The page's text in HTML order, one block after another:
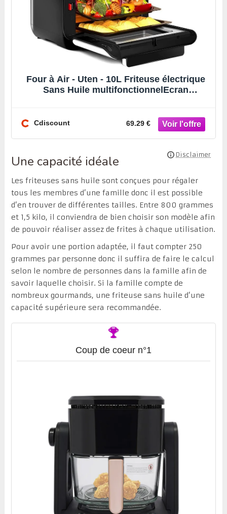
Four à Air - Uten - 10L Friteuse électrique
Sans Huile multifonctionnelEcran
Cdiscount 69.29 €
Une capacité idéale
Les friteuses sans huile sont conçues pour régaler
tous les membres d’une famille donc il est possible
d’en trouver de différentes tailles. Entre 800 grammes
et 1,5 kilo, il conviendra de bien choisir son modèle afin
de pouvoir réaliser assez de frites à chaque utilisation.
Pour avoir une portion adaptée, il faut compter 250
grammes par personne donc il suffira de faire le calcul
selon le nombre de personnes dans la famille afin de
savoir laquelle choisir. Si la famille compte de
nombreux gourmands, une friteuse sans huile d’une
capacité supérieure sera recommandée.
Coup de coeur n°1